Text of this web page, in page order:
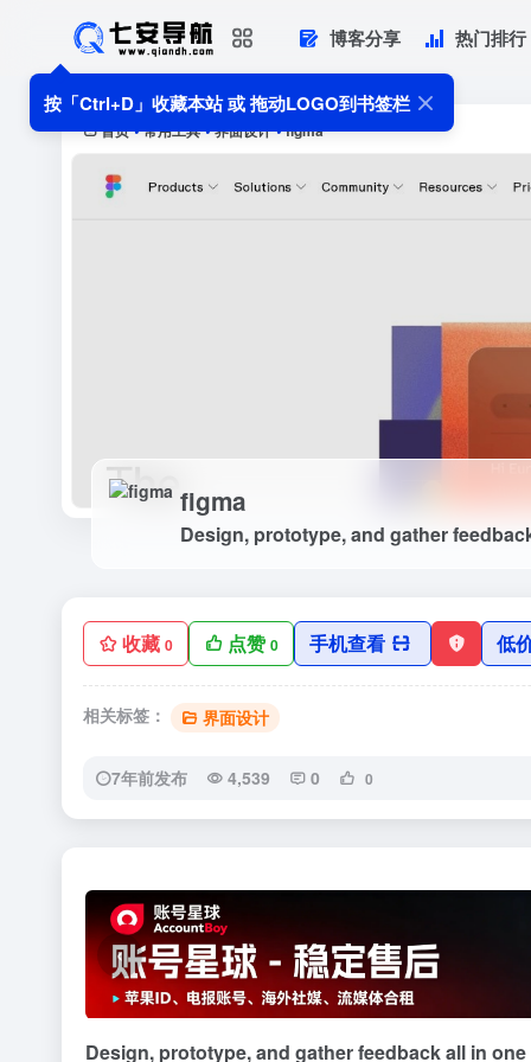
按「Ctrl+D」收藏本站 或 拖动LOGO到书签栏
博客分享 热门排行
首页 • 常用工具 • 界面设计 • figma
figma
Design, prototype, and gather
收藏 0 点赞0 手机查看 低
相关标签： 界面设计
7年前发布 4,539 0 0
figma
Design, prototype, and gather
‹
Design, prototype, and gather feedback all in